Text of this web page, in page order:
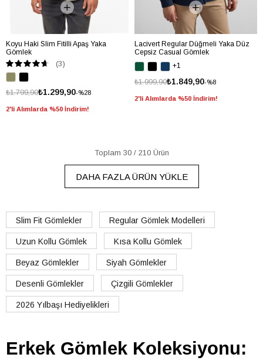
Koyu Haki Slim Fitilli Apaş Yaka
Gömlek
(3)
%28
₺1.299,90
₺1.799,90
2'li Alımlarda %50 İndirim!
Lacivert Regular Düğmeli Yaka Düz
Cepsiz Casual Gömlek
+1
%8
₺1.849,90
₺1.999,90
2'li Alımlarda %50 İndirim!
Toplam 30/ 210Ürün
DAHA FAZLA ÜRÜN YÜKLE
Slim Fit Gömlekler Regular Gömlek Modelleri
Uzun Kollu Gömlek Kısa Kollu Gömlek
Beyaz Gömlekler Siyah Gömlekler
Desenli Gömlekler Çizgili Gömlekler
2026 Yılbaşı Hediyelikleri
Erkek Gömlek Koleksiyonu: